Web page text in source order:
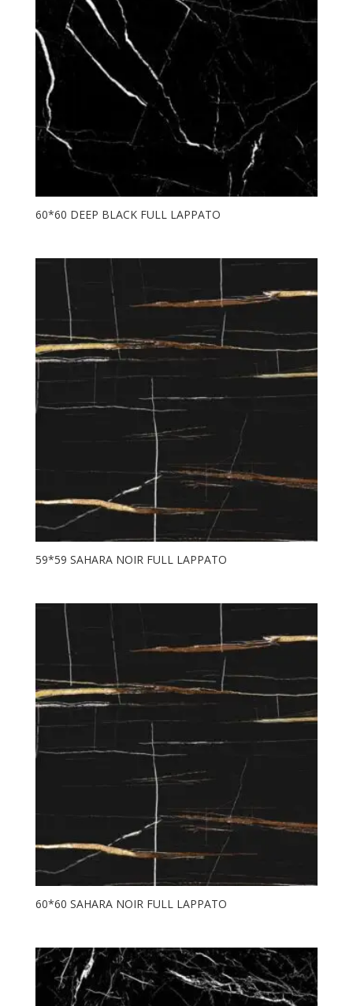
60*60 DEEP BLACK FULL LAPPATO
59*59 SAHARA NOIR FULL LAPPATO
60*60 SAHARA NOIR FULL LAPPATO